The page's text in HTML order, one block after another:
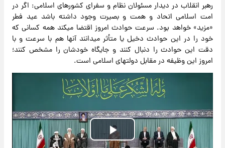
رهبر انقلاب در دیدار مسئولان نظام و سفرای کشورهای اسلامی: اگر در
امت اسلامی اتحاد و همت و بصیرت وجود داشته باشد عید فطر
«مزید» خواهد بود. سرعت حوادث امروز اقتضا میکند همه کسانی که
خود را در این حوادث دخیل یا متأثر میدانند آنها هم با سرعت و با
دقت این حوادث را دنبال کنند و جایگاه خودشان را مشخص کنند؛
امروز این وظیفه در مقابل دولتهای اسلامی است.
Play